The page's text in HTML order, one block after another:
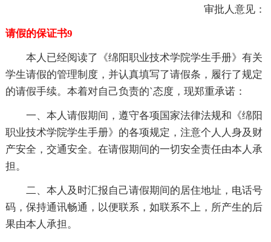
审批人意见：
请假的保证书9
本人已经阅读了《绵阳职业技术学院学生手册》有关
学生请假的管理制度，并认真填写了请假条，履行了规定
的请假手续。本着对自己负责的`态度，现郑重承诺：
一、本人请假期间，遵守各项国家法律法规和《绵阳
职业技术学院学生手册》的各项规定，注意个人人身及财
产安全，交通安全。在请假期间的一切安全责任由本人承
担。
二、本人及时汇报自己请假期间的居住地址，电话号
码，保持通讯畅通，以便联系，如联系不上，所产生的后
果由本人承担。